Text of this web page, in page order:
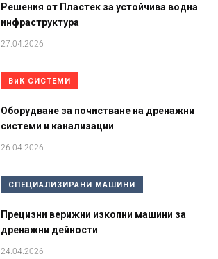
Решения от Пластек за устойчива водна
инфраструктура
27.04.2026
ВиК СИСТЕМИ
Оборудване за почистване на дренажни
системи и канализации
26.04.2026
СПЕЦИАЛИЗИРАНИ МАШИНИ
Прецизни верижни изкопни машини за
дренажни дейности
24.04.2026